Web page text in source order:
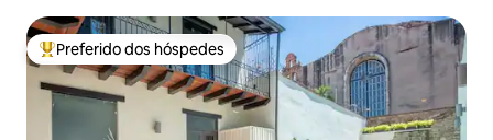
Entre os melhores preferidos dos hóspedes
Preferido dos hóspedes